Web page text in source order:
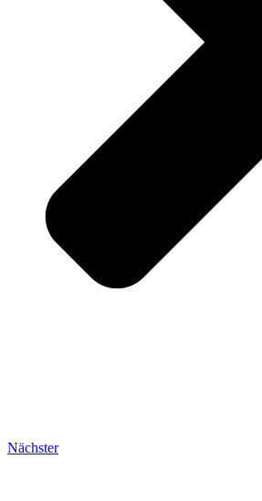
Nächster